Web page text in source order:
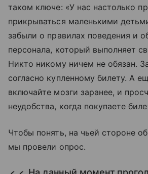
таком ключе: «У нас настолько
прикрываться маленькими
забыли о правилах поведения и
персонала, который выполняет
Никто никому ничем не обязан.
согласно купленному билету. А
включайте мозги заранее, и
неудобства, когда покупаете
Чтобы понять, на чьей стороне
мы провели опрос.